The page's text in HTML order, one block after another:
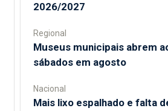
2026/2027
Regional
Museus municipais abrem
sábados em agosto
Nacional
Mais lixo espalhado e falta